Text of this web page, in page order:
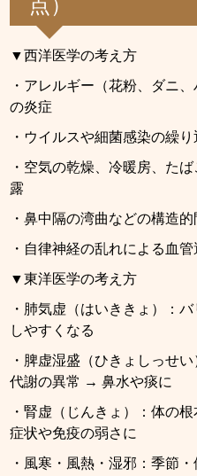
▼西洋医学の考え方
・アレルギー（花粉、ダニ
の炎症
・ウイルスや細菌感染の繰り
・空気の乾燥、冷暖房、た
露
・鼻中隔の湾曲などの構造的
・自律神経の乱れによる血
▼東洋医学の考え方
・肺気虚（はいききょ）：
しやすくなる
・脾虚湿盛（ひきょしっせ
代謝の異常 → 鼻水や痰に
・腎虚（じんきょ）：体の
症状や免疫の弱さに
・風寒・風熱・湿邪：季節